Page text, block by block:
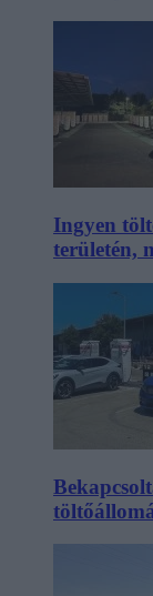
Ingyen
területén,